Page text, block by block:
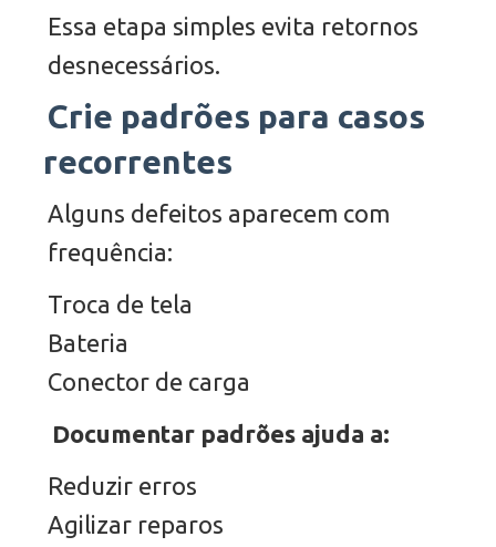
Essa etapa simples evita retornos
desnecessários.
Crie padrões para casos
recorrentes
Alguns defeitos aparecem com
frequência:
Troca de tela
Bateria
Conector de carga
Documentar padrões ajuda a:
Reduzir erros
Agilizar reparos